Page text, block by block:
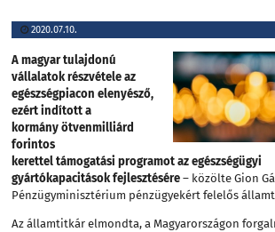
2020.07.10.
A magyar tulajdonú
vállalatok részvétele az
egészségpiacon elenyésző,
ezért indított a
kormány ötvenmilliárd
forintos
kerettel támogatási programot az egészségügyi
gyártókapacitások fejlesztésére – közölte Gion
Pénzügyminisztérium pénzügyekért felelős
Az államtitkár elmondta, a Magyarországon